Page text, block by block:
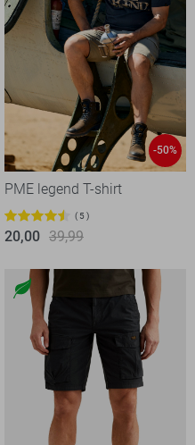
-50%
PME legend T-shirt
5
20,00 39,99